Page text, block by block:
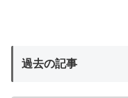
過去の記事